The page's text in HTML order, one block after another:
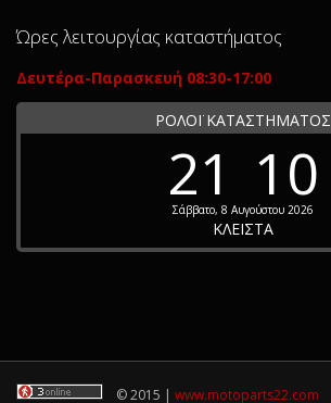
Ώρες λειτουργίας καταστήματος
Δευτέρα-Παρασκευή 08:30-17:00
ΡΟΛΟΪ ΚΑΤΑΣΤΗΜΑΤΟΣ
21 10
Σάββατο, 8 Αυγούστου 2026
ΚΛΕΙΣΤΑ
© 2015 | www.motoparts22.com